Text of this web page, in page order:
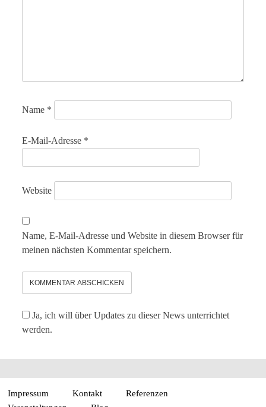
Name *
E-Mail-Adresse *
Website
Name, E-Mail-Adresse und Website in diesem Browser für
meinen nächsten Kommentar speichern.
Ja, ich will über Updates zu dieser News unterrichtet
werden.
Impressum Kontakt
Referenzen